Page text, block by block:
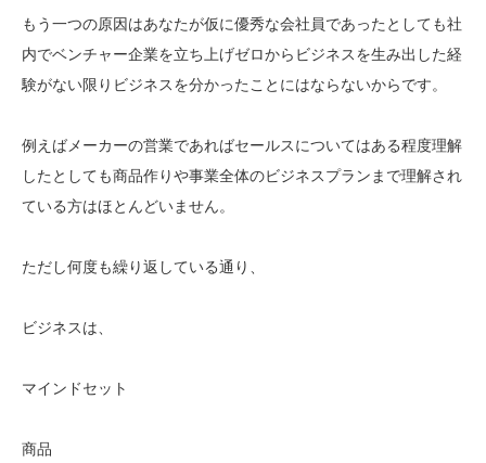
もう一つの原因はあなたが仮に優秀な会社員であったとしても社
内でベンチャー企業を立ち上げゼロからビジネスを生み出した経
験がない限りビジネスを分かったことにはならないからです。
例えばメーカーの営業であればセールスについてはある程度理解
したとしても商品作りや事業全体のビジネスプランまで理解され
ている方はほとんどいません。
ただし何度も繰り返している通り、
ビジネスは、
マインドセット
商品